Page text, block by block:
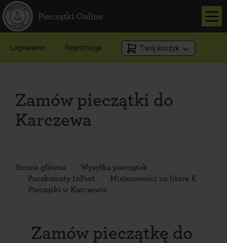
Pieczątki Online
Logowanie Rejestracja Twój koszyk
Zamów pieczątki do
Karczewa
Strona główna
Wysyłka pieczątek
Paczkomaty InPost
Miejscowości na literę K
Pieczątki w Karczewie
Zamów pieczątkę do